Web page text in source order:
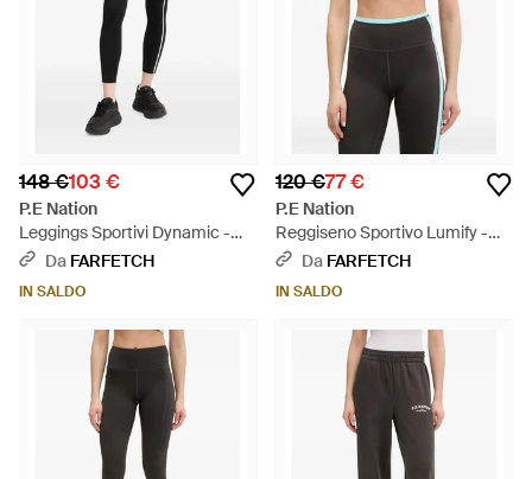
148 €103 €
P.E Nation
Leggings Sportivi Dynamic -
NeroDa FARFETCH
IN SALDO
120 €77 €
P.E Nation
Reggiseno Sportivo Lumify -
NeroDa FARFETCH
IN SALDO